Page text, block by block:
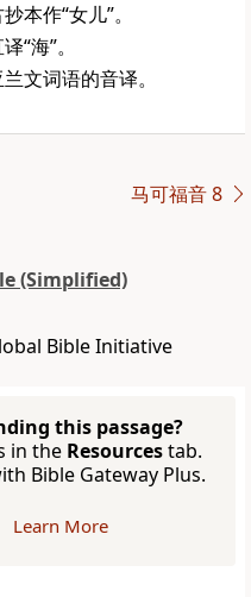
作“女儿”。
海”。
文词语的音译。
马可福音 8
(Simplified)
Bible Initiative
this passage?
in the Resourcestab.
Bible Gateway Plus.
Learn More